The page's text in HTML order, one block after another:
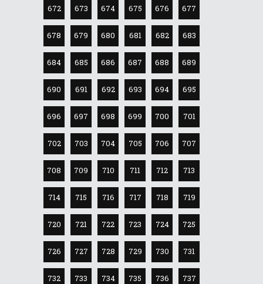
672 673 674 675 676 677
678 679 680 681 682 683
684 685 686 687 688 689
690 691 692 693 694 695
696 697 698 699 700 701
702 703 704 705 706 707
708 709 710 711 712 713
714 715 716 717 718 719
720 721 722 723 724 725
726 727 728 729 730 731
732 733 734 735 736 737